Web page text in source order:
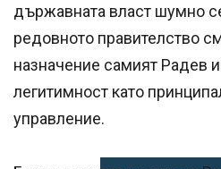
държавната власт шумно
редовното правителство
назначение самият Радев
легитимност като
управление.